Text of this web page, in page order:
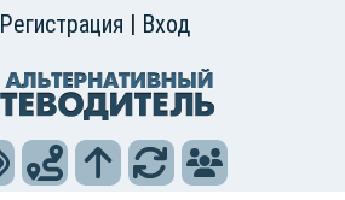
Регистрация | Вход